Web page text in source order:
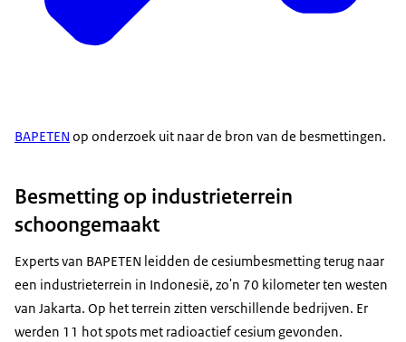
BAPETEN op onderzoek uit naar de bron van de besmettingen.
Besmetting op industrieterrein
schoongemaakt
Experts van BAPETEN leidden de cesiumbesmetting terug naar
een industrieterrein in Indonesië, zo'n 70 kilometer ten westen
van Jakarta. Op het terrein zitten verschillende bedrijven. Er
werden 11 hot spots met radioactief cesium gevonden.